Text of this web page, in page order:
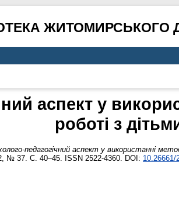
ЖИТОМИРСЬКОГО
аспект у
роботі з
педагогічний аспект у використанні
2, № 37. С. 40–45. ISSN 2522-4360. DOI: 10.26661/